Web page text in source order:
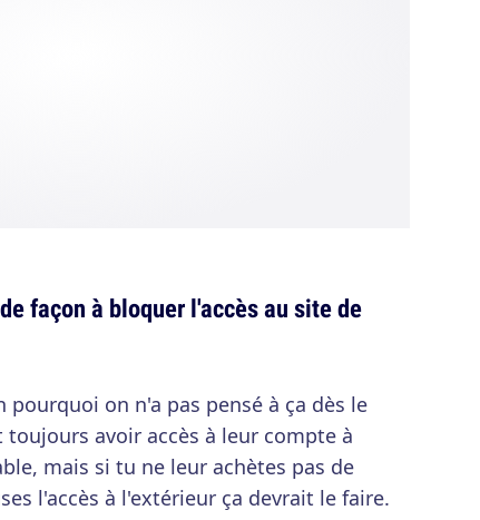
façon à bloquer l'accès au site de
pourquoi on n'a pas pensé à ça dès le
avoir accès à leur compte à
mais si tu ne leur achètes pas de
l'accès à l'extérieur ça devrait le faire.